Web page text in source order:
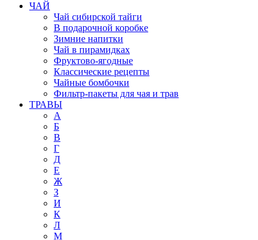
ЧАЙ
Чай сибирской тайги
В подарочной коробке
Зимние напитки
Чай в пирамидках
Фруктово-ягодные
Классические рецепты
Чайные бомбочки
Фильтр-пакеты для чая и трав
ТРАВЫ
А
Б
В
Г
Д
Е
Ж
З
И
К
Л
М